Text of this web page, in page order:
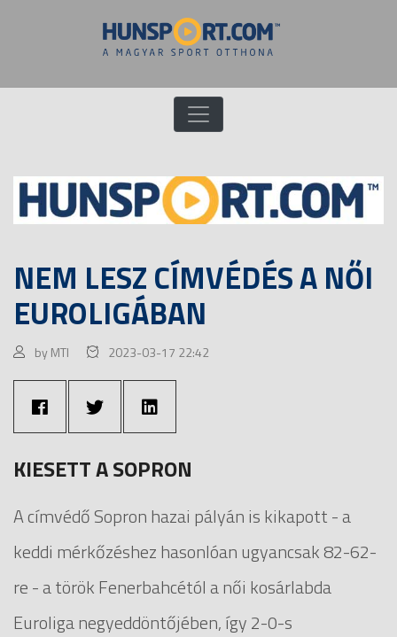
NEM LESZ CÍMVÉDÉS A NŐI
EUROLIGÁBAN
by MTI 2023-03-17 22:42
KIESETT A SOPRON
A címvédő Sopron hazai pályán is kikapott - a
keddi mérkőzéshez hasonlóan ugyancsak 82-62-
re - a török Fenerbahcétól a női kosárlabda
Euroliga negyeddöntőjében, így 2-0-s